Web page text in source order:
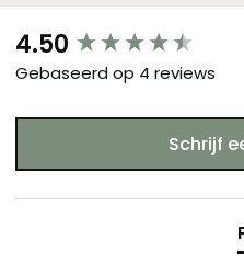
4.50
Gebaseerd op 4 reviews
Schrijf
New content loaded